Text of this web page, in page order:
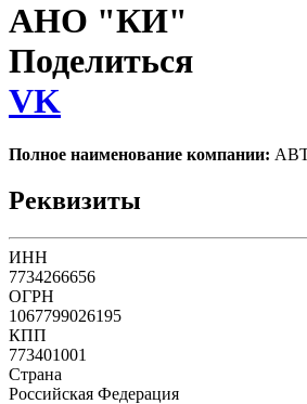
АНО "КИ"
Поделиться
VK
Полное наименование компании:
Реквизиты
ИНН
7734266656
ОГРН
1067799026195
КПП
773401001
Страна
Российская Федерация